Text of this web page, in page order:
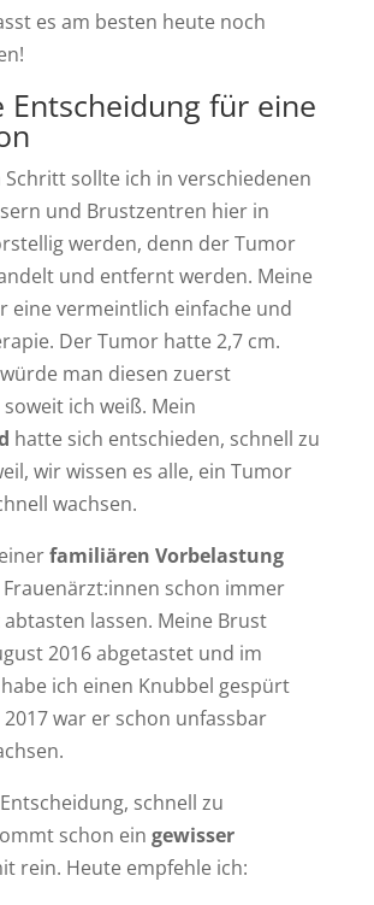
es am besten heute noch
Entscheidung für eine
Schritt sollte ich in verschiedenen
und Brustzentren hier in
werden, denn der Tumor
und entfernt werden. Meine
eine vermeintlich einfache und
Der Tumor hatte 2,7 cm.
man diesen zuerst
ich weiß. Mein
hatte sich entschieden, schnell zu
wir wissen es alle, ein Tumor
wachsen.
familiären Vorbelastung
schon immer
lassen. Meine Brust
2016 abgetastet und im
habe ich einen Knubbel gespürt
war er schon unfassbar
schnell zu
schon ein gewisser
rein. Heute empfehle ich: